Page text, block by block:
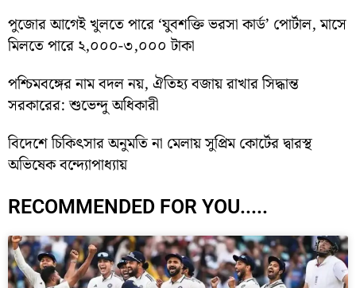
পুজোর আগেই খুলতে পারে ‘যুবশক্তি ভরসা কার্ড’ পোর্টাল, মাসে
মিলতে পারে ২,০০০-৩,০০০ টাকা
পশ্চিমবঙ্গের নাম বদল নয়, ঐতিহ্য বজায় রাখার সিদ্ধান্ত
সরকারের: শুভেন্দু অধিকারী
বিদেশে চিকিৎসার অনুমতি না মেলায় সুপ্রিম কোর্টের দ্বারস্থ
অভিষেক বন্দ্যোপাধ্যায়
RECOMMENDED FOR YOU.....